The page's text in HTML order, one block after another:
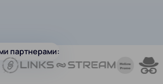
партнерами: